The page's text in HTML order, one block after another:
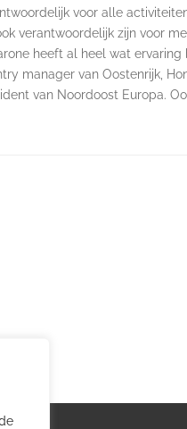
voor alle
verantwoordelijk zijn voor
heeft al heel wat ervaring
manager van Oostenrijk,
van Noordoost Europa.